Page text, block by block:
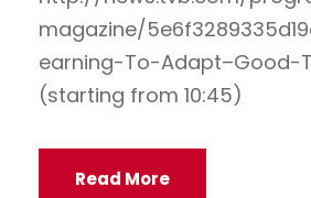
magazine/
earning-To-Adapt–Good-
(starting from 10:45)
Read More